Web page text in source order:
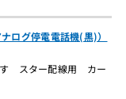
グ停電電話機(黒)）
す スター配線用 カー